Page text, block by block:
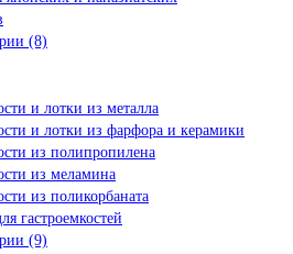
(8)
и лотки из металла
и лотки из фарфора и керамики
из полипропилена
из меламина
из поликорбаната
гастроемкостей
(9)